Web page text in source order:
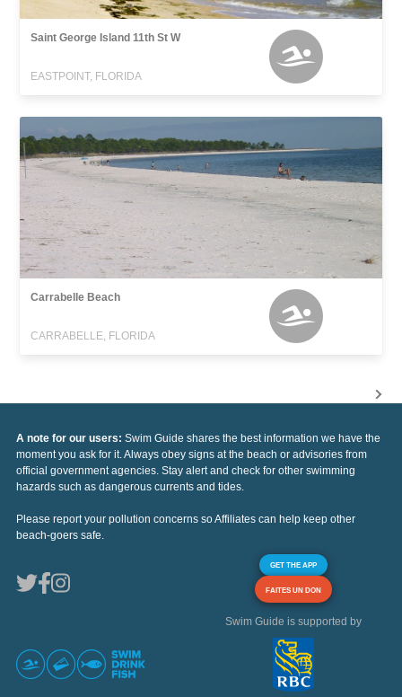
Saint George Island 11th St W
EASTPOINT, FLORIDA
Carrabelle Beach
CARRABELLE, FLORIDA
A note for our users: Swim Guide shares the best information we have the
moment you ask for it. Always obey signs at the beach or advisories from
official government agencies. Stay alert and check for other swimming
hazards such as dangerous currents and tides.
Please report your pollution concerns so Affiliates can help keep other
beach-goers safe.
GET THE APP
FAITES UN DON
Swim Guide is supported by